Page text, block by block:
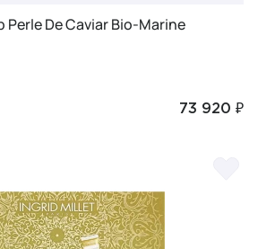
De Caviar Bio-Marine
73 920 ₽